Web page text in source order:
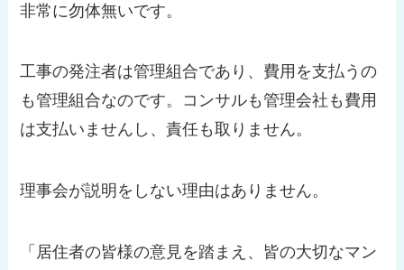
非常に勿体無いです。
工事の発注者は管理組合であり、費用を支払うの
も管理組合なのです。コンサルも管理会社も費用
は支払いませんし、責任も取りません。
理事会が説明をしない理由はありません。
「居住者の皆様の意見を踏まえ、皆の大切なマン